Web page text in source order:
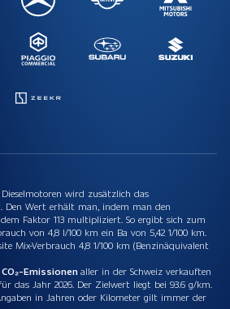
Dieselmotoren wird zusätzlich das
Den Wert erhält man, indem man den
Faktor 113 multipliziert. So ergibt sich zum
von 4,8 l/100 km ein Ba von 5,42 1/100 km.
Mix-Verbrauch 4,8 1/100 km (Benzinäquivalent
Emissionenaller in der Schweiz verkauften
das Jahr 2026. Der Zielwert liegt bei 93.6 g/km.
in Jahren oder Kilometer gilt immer der